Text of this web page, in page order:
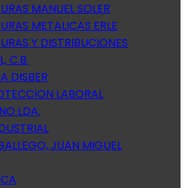
MANUEL SOLER
METALICAS ERLE
Y DISTRIBUCIONES
C.B.
DISBER
LABORAL
LDA.
JUAN MIGUEL